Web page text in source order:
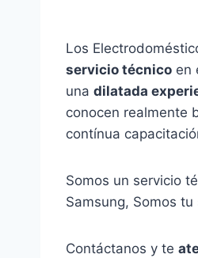
Los
servicio técnico en
una dilatada
conocen realmente
contínua
Somos un servicio
Samsung, Somos
Contáctanos y te